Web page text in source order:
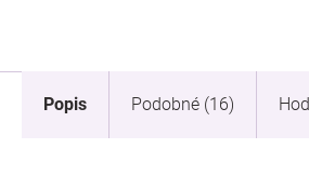
Popis Podobné (16)